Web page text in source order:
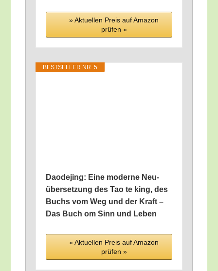
» Aktu­el­len Preis auf Ama­zon
prü­fen »
BEST­SEL­LER NR. 5
Dao­de­jing: Eine moder­ne Neu­
über­set­zung des Tao te king, des
Buchs vom Weg und der Kraft –
Das Buch om Sinn und Leben
» Aktu­el­len Preis auf Ama­zon
prü­fen »